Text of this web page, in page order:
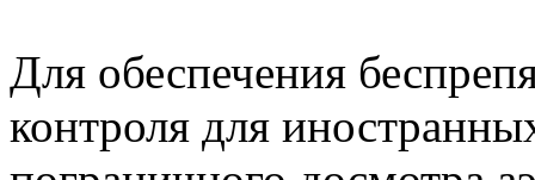
Для обеспечения
контроля для